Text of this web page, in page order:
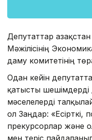
Депутаттар
Мәжілісінің
даму комитетінің
Одан кейін
қатысты шешімдерді
мәселелерді
ол Заңдар: «Есiрткi,
прекурсорлар және
мен терiс